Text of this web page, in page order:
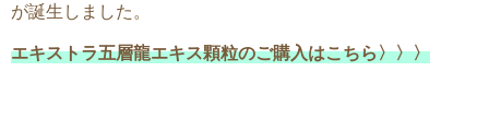
が誕生しました。
エキストラ五層龍エキス顆粒のご購入はこちら〉〉〉